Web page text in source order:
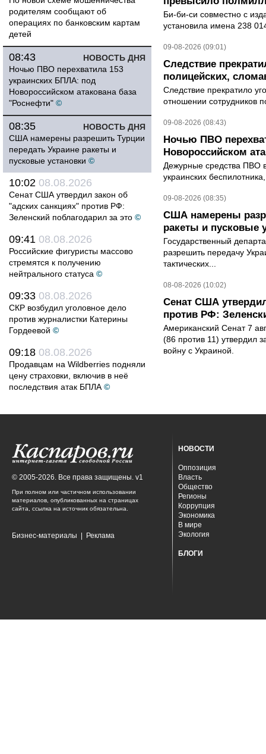
родителям сообщают об
операциях по банковским картам
детей
НОВОСТЬ ДНЯ
08:43
Ночью ПВО перехватила 153
украинских БПЛА: под
Новороссийском атакована база
"Роснефти" ©
НОВОСТЬ ДНЯ
08:35
США намерены разрешить Турции
передать Украине ракеты и
пусковые установки ©
10:02 08.08.2026
Сенат США утвердил закон об
"адских санкциях" против РФ:
Зеленский поблагодарил за это ©
09:41 08.08.2026
Российские фигуристы массово
стремятся к получению
нейтрального статуса ©
09:33 08.08.2026
СКР возбудил уголовное дело
против журналистки Катерины
Гордеевой ©
09:18 08.08.2026
Продавцам на Wildberries подняли
цену страховки, включив в неё
последствия атак БПЛА ©
Би-би-си совместно с
установила имена 238
09-08-2026 (09:01)
Следствие
полицейских,
Следствие прекратило
отношении сотрудников
09-08-2026 (08:43)
Ночью ПВО
Новороссийском
Дежурные средства ПВО
украинских
09-08-2026 (08:35)
США намерены
ракеты и пусковые
Государственный
разрешить передачу
тактических...
08-08-2026 (10:02)
Сенат США
против РФ:
Американский Сенат 7
(86 против 11) утвердил
войну с Украиной.
© 2005-2026. Все права защищены. v1
При полном или частичном использовании
материалов, опубликованных на страницах
сайта, ссылка на источник обязательна.
Бизнес-материалы Реклама
НОВОСТИ
Оппозиция
Власть
Общество
Регионы
Коррупция
Экономика
В мире
Экология
БЛОГИ